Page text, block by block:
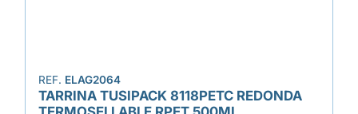
REF. ELAG2064
TARRINA TUSIPACK 8118PETC REDONDA